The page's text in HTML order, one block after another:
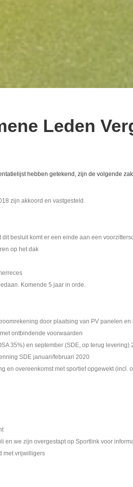
Leden
hebben getekend, zijn de volgende
zijn akkoord en vastgesteld.
dit besluit komt er een einde aan een
op het dak
Komende 5 jaar in orde.
door plaatsing van PV panelen
ontbindende voorwaarden
35%) en september (SDE, op terug
SDE januari/februari 2020
en overeenkomst met sportief opgewekt
en we zijn overgestapt op Sportlink voor
met vrijwilligers